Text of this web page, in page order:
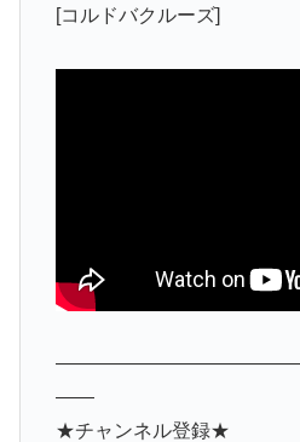
[コルドバクルーズ]
——
★チャンネル登録★